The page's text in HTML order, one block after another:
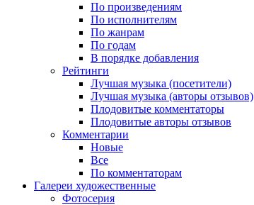
По произведениям
По исполнителям
По жанрам
По годам
В порядке добавления
Рейтинги
Лучшая музыка (посетители)
Лучшая музыка (авторы отзывов)
Плодовитые комментаторы
Плодовитые авторы отзывов
Комментарии
Новые
Все
По комментаторам
Галереи художественные
Фотосерия